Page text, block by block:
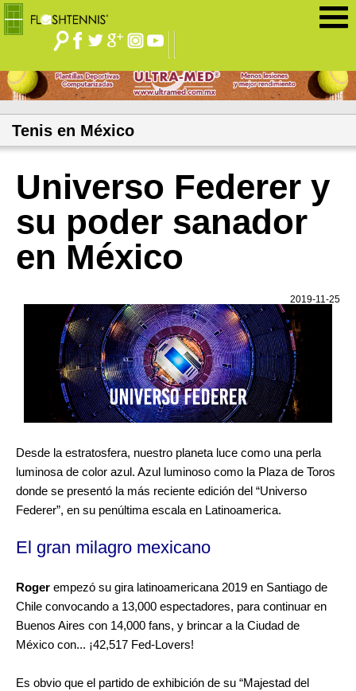
Tenis en México
Universo Federer y
su poder sanador
en México
2019-11-25
Desde la estratosfera, nuestro planeta luce como una perla
luminosa de color azul. Azul luminoso como la Plaza de Toros
donde se presentó la más reciente edición del “Universo
Federer”, en su penúltima escala en Latinoamerica.
El gran milagro mexicano
Roger empezó su gira latinoamericana 2019 en Santiago de
Chile convocando a 13,000 espectadores, para continuar en
Buenos Aires con 14,000 fans, y brincar a la Ciudad de
México con... ¡42,517 Fed-Lovers!
Es obvio que el partido de exhibición de su “Majestad del